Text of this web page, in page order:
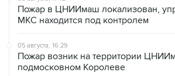
Пожар в ЦНИИмаш локализован,
МКС находится под контролем
05 августа, 16:29
Пожар возник на территории
подмосковном Королеве